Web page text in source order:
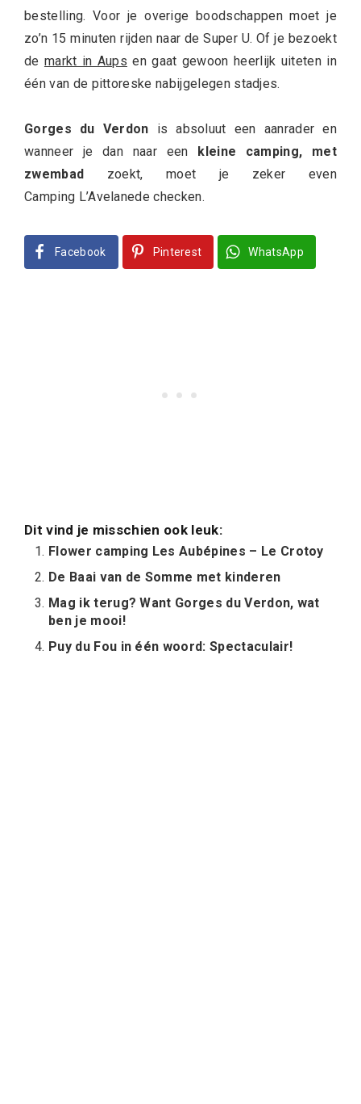
bestelling. Voor je overige boodschappen moet je
zo’n 15 minuten rijden naar de Super U. Of je bezoekt
de markt in Aups en gaat gewoon heerlijk uiteten in
één van de pittoreske nabijgelegen stadjes.
Gorges du Verdon is absoluut een aanrader en
wanneer je dan naar een kleine camping, met
zwembad zoekt, moet je zeker even
Camping L’Avelanede checken.
Facebook Pinterest WhatsApp
Dit vind je misschien ook leuk:
Flower camping Les Aubépines – Le Crotoy
De Baai van de Somme met kinderen
Mag ik terug? Want Gorges du Verdon, wat
ben je mooi!
Puy du Fou in één woord: Spectaculair!